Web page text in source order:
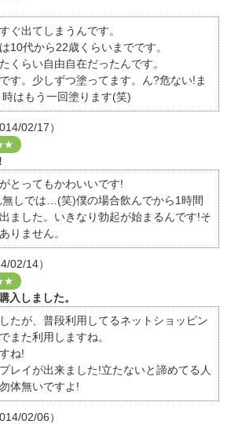
ぐ出てしまうんです。
10代から22歳くらいまでです。
くらい自由自在だったんです。
す。少しずつ塗ってます。ん?危ない!ま
はもう一回塗ります(笑)
02/17）
とってもかわいいです!
しでは…(笑)僕の場合飲んでから1時間
ました。いきなり勃起が始まるんです!そ
りません。
02/14）
入しました。
たが、普段利用してるネットショッピン
また利用しますね。
ね!
レイが出来ました!立たないと諦めてる人
体無いですよ!
02/06）